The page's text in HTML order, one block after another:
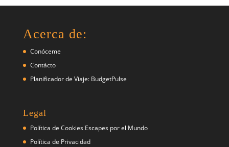
Acerca de:
Conóceme
Contácto
Planificador de Viaje: BudgetPulse
Legal
Política de Cookies Escapes por el Mundo
Política de Privacidad